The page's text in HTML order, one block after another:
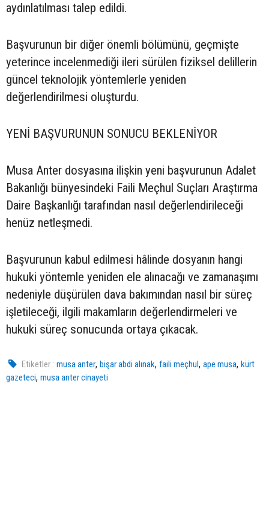
aydınlatılması talep edildi.
Başvurunun bir diğer önemli bölümünü, geçmişte
yeterince incelenmediği ileri sürülen fiziksel delillerin
güncel teknolojik yöntemlerle yeniden
değerlendirilmesi oluşturdu.
YENİ BAŞVURUNUN SONUCU BEKLENİYOR
Musa Anter dosyasına ilişkin yeni başvurunun Adalet
Bakanlığı bünyesindeki Faili Meçhul Suçları Araştırma
Daire Başkanlığı tarafından nasıl değerlendirileceği
henüz netleşmedi.
Başvurunun kabul edilmesi hâlinde dosyanın hangi
hukuki yöntemle yeniden ele alınacağı ve zamanaşımı
nedeniyle düşürülen dava bakımından nasıl bir süreç
işletileceği, ilgili makamların değerlendirmeleri ve
hukuki süreç sonucunda ortaya çıkacak.
Etiketler : musa anter,bişar abdi alınak,faili meçhul,ape musa,kürt
gazeteci, musa anter cinayeti